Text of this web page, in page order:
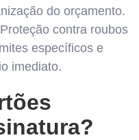
do orçamento.
Proteção contra roubos
específicos e
imediato.